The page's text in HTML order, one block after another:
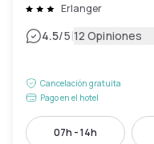
Erlanger
4.5/5|12 Opiniones
Cancelación gratuita
Pago en el hotel
07h - 14h